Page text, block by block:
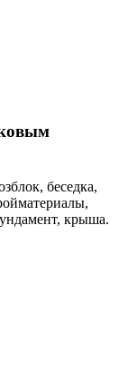
беседка,
крыша.